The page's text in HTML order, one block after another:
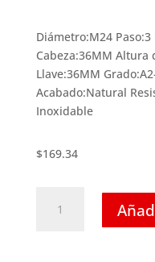
Diámetro:M24
Cabeza:36MM Altura
Llave:36MM
Acabado:Natural
Inoxidable
$169.34
Hexagonal